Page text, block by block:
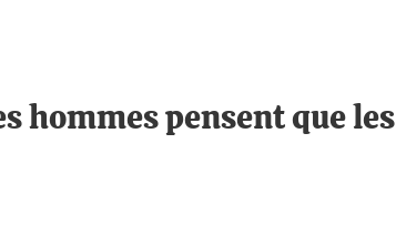
hommes pensent que les